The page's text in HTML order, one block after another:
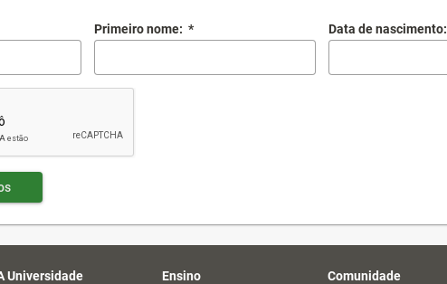
Primeiro nome: * Data de nascimento:
Universidade Ensino Comunidade